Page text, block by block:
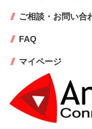
ご相談・お問い合
FAQ
マイページ